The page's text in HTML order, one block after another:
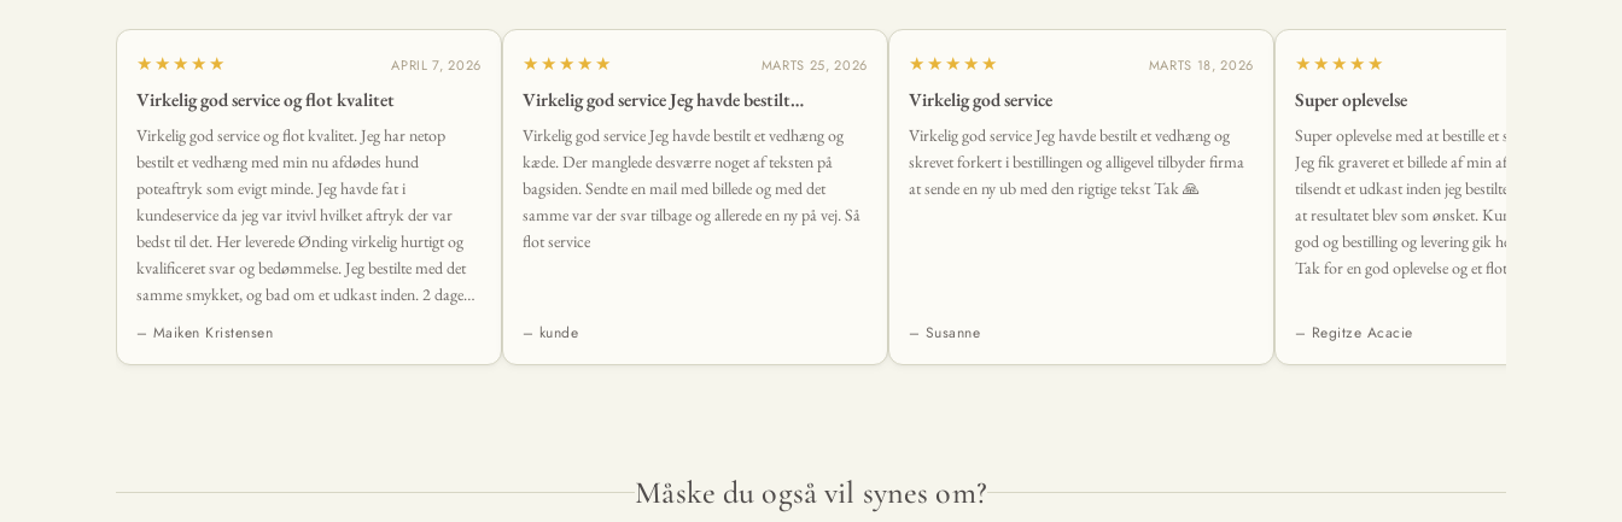
★★★★★ APRIL 7, 2026
Virkelig god service og flot kvalitet
Virkelig god service og flot kvalitet. Jeg har netop
bestilt et vedhæng med min nu afdødes hund
poteaftryk som evigt minde. Jeg havde fat i
kundeservice da jeg var itvivl hvilket aftryk der var
bedst til det. Her leverede Ønding virkelig hurtigt og
kvalificeret svar og bedømmelse. Jeg bestilte med det
samme smykket, og bad om et udkast inden. 2 dage
– Maiken Kristensen
★★★★★ MARTS 25, 2026
Virkelig god service Jeg havde bestilt…
Virkelig god service Jeg havde bestilt et vedhæng og
kæde. Der manglede desværre noget af teksten på
bagsiden. Sendte en mail med billede og med det
samme var der svar tilbage og allerede en ny på vej. Så
flot service
– kunde
★★★★★ MARTS 18, 2026
Virkelig god service
Virkelig god service Jeg havde bestilt et vedhæng og
skrevet forkert i bestillingen og alligevel tilbyder firma
at sende en ny ub med den rigtige tekst Tak 🙏
– Susanne
★★★★★
Super oplevelse
Super oplevelse med at bestille et smykke fra Øndig.
Jeg fik graveret et billede af min afdøde hund, og fik
tilsendt et udkast inden jeg bestilte, så jeg var sikker
at resultatet blev som ønsket. Kundeservice var
god og bestilling og levering gik helt uden
Tak for en god oplevelse og et flot smykke <3
– Regitze Acacie
Måske du også vil synes om?